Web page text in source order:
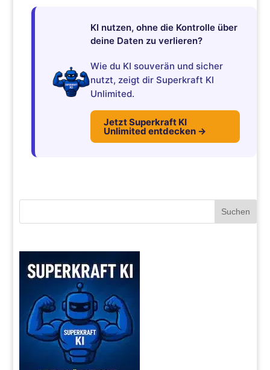
KI nutzen, ohne die Kontrolle über
deine Daten zu verlieren?
Wie du KI souverän und sicher
nutzt, zeigt dir Superkraft KI
Unlimited.
Jetzt Superkraft KI
Unlimited entdecken →